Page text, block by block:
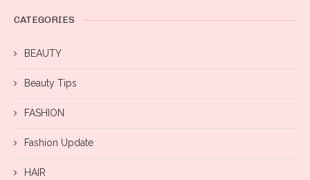
CATEGORIES
BEAUTY
Beauty Tips
FASHION
Fashion Update
HAIR